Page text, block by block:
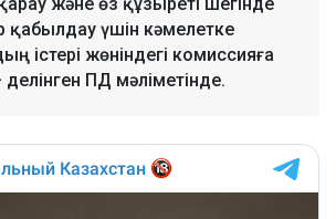
қабылдау үшін кәмелетке
істері жөніндегі комиссияға
ПД мәліметінде.